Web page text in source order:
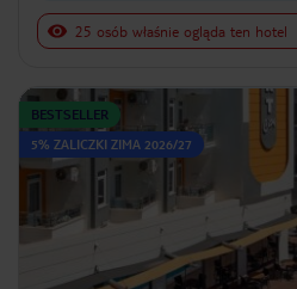
25 osób właśnie ogląda ten hotel
BESTSELLER
5% ZALICZKI ZIMA 2026/27